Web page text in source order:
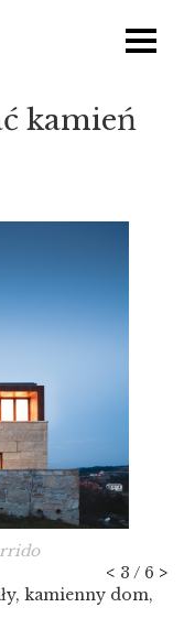
kamień
< 3 / 6 >
kamienny dom,